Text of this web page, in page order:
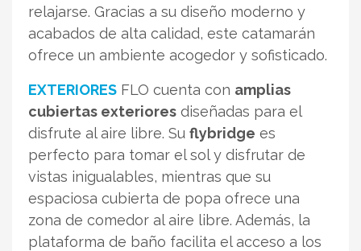
relajarse. Gracias a su diseño moderno y
acabados de alta calidad, este catamarán
ofrece un ambiente acogedor y sofisticado.
EXTERIORES FLO cuenta con amplias
cubiertas exteriores diseñadas para el
disfrute al aire libre. Su flybridge es
perfecto para tomar el sol y disfrutar de
vistas inigualables, mientras que su
espaciosa cubierta de popa ofrece una
zona de comedor al aire libre. Además, la
plataforma de baño facilita el acceso a los